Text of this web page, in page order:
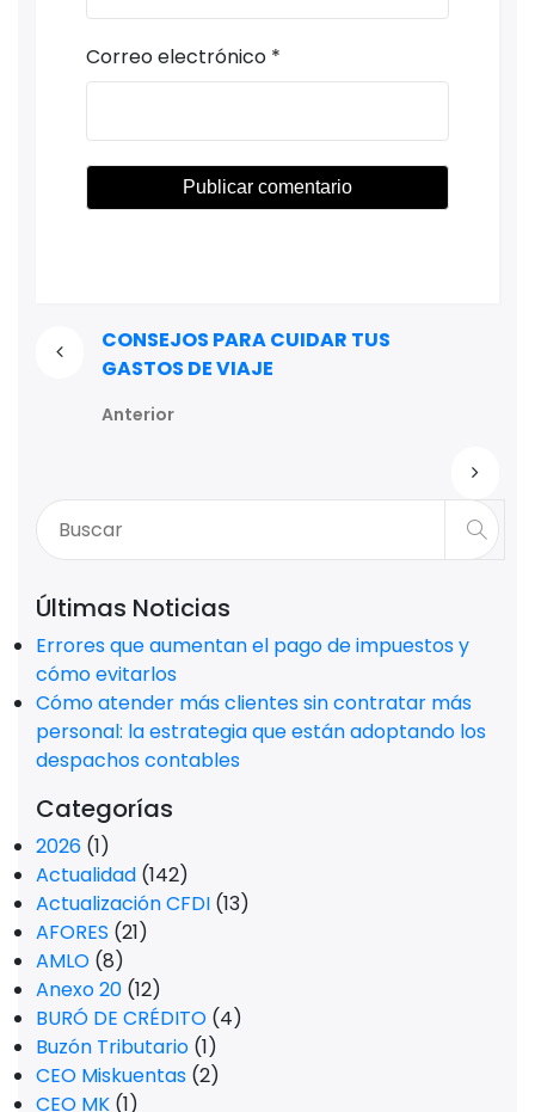
Correo electrónico *
CONSEJOS PARA CUIDAR TUS
GASTOS DE VIAJE
Anterior
Últimas Noticias
Errores que aumentan el pago de impuestos y
cómo evitarlos
Cómo atender más clientes sin contratar más
personal: la estrategia que están adoptando los
despachos contables
Categorías
2026 (1)
Actualidad (142)
Actualización CFDI (13)
AFORES (21)
AMLO (8)
Anexo 20 (12)
BURÓ DE CRÉDITO (4)
Buzón Tributario (1)
CEO Miskuentas (2)
CEO MK (1)